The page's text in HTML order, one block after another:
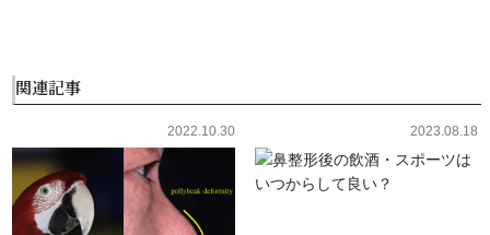
関連記事
2022.10.30 2023.08.18